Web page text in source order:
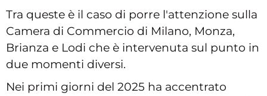
Tra queste è il caso di porre l'attenzione sulla
Camera di Commercio di Milano, Monza,
Brianza e Lodi che è intervenuta sul punto in
due momenti diversi.
Nei primi giorni del 2025 ha accentrato